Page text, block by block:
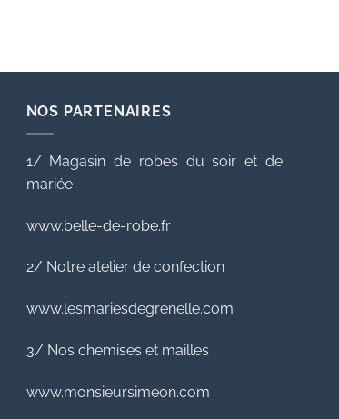
NOS PARTENAIRES
1/ Magasin de robes du soir et de
mariée
www.belle-de-robe.fr
2/ Notre atelier de confection
www.lesmariesdegrenelle.com
3/ Nos chemises et mailles
www.monsieursimeon.com